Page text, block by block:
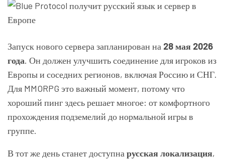
Запуск нового сервера запланирован на 28 мая 2026
года. Он должен улучшить соединение для игроков из
Европы и соседних регионов, включая Россию и СНГ.
Для MMORPG это важный момент, потому что
хороший пинг здесь решает многое: от комфортного
прохождения подземелий до нормальной игры в
группе.
В тот же день станет доступна русская локализация,